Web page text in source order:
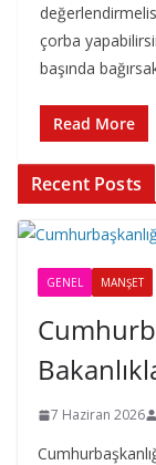
çorba
başında
Read More
Recent Posts
GENEL MANŞET
7 Haziran 2026